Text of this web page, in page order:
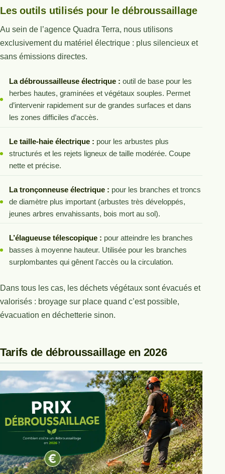
Les outils utilisés pour le débroussaillage
Au sein de l’agence Quadra Terra, nous utilisons
exclusivement du matériel électrique : plus silencieux et
sans émissions directes.
La débroussailleuse électrique : outil de base pour les
herbes hautes, graminées et végétaux souples. Permet
d’intervenir rapidement sur de grandes surfaces et dans
les zones difficiles d’accès.
Le taille-haie électrique : pour les arbustes plus
structurés et les rejets ligneux de taille modérée. Coupe
nette et précise.
La tronçonneuse électrique : pour les branches et troncs
de diamètre plus important (arbustes très développés,
jeunes arbres envahissants, bois mort au sol).
L’élagueuse télescopique : pour atteindre les branches
basses à moyenne hauteur. Utilisée pour les branches
surplombantes qui gênent l’accès ou la circulation.
Dans tous les cas, les déchets végétaux sont évacués et
valorisés : broyage sur place quand c’est possible,
évacuation en déchetterie sinon.
Tarifs de débroussaillage en 2026